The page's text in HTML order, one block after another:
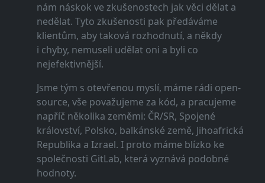
nám náskok ve zkušenostech jak věci dělat a
nedělat. Tyto zkušenosti pak předáváme
klientům, aby taková rozhodnutí, a někdy
i chyby, nemuseli udělat oni a byli co
nejefektivnější.
Jsme tým s otevřenou myslí, máme rádi open-
source, vše považujeme za kód, a pracujeme
napříč několika zeměmi: ČR/SR, Spojené
království, Polsko, balkánské země, Jihoafrická
Republika a Izrael. I proto máme blízko ke
společnosti GitLab, která vyznává podobné
hodnoty.